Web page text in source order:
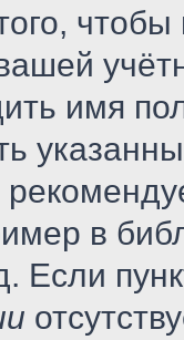
чтобы
имя
в
Если